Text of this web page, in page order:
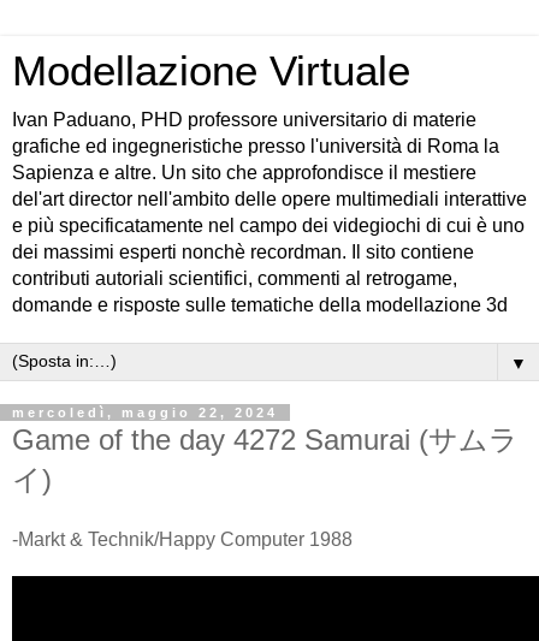
Modellazione Virtuale
Ivan Paduano, PHD professore universitario di materie
grafiche ed ingegneristiche presso l'università di Roma la
Sapienza e altre. Un sito che approfondisce il mestiere
del'art director nell'ambito delle opere multimediali interattive
e più specificatamente nel campo dei videgiochi di cui è uno
dei massimi esperti nonchè recordman. Il sito contiene
contributi autoriali scientifici, commenti al retrogame,
domande e risposte sulle tematiche della modellazione 3d
▼
mercoledì, maggio 22, 2024
Game of the day 4272 Samurai (サムラ
イ)
-Markt & Technik/Happy Computer 1988